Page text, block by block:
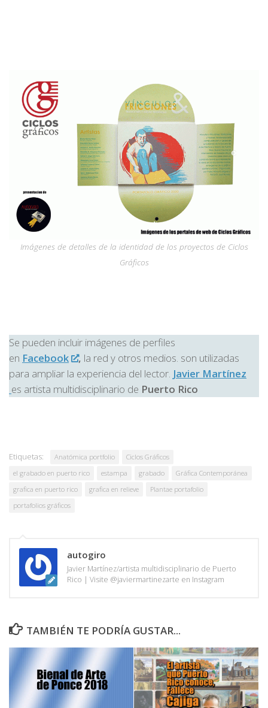
Imágenes de detalles de la identidad de los proyectos de Ciclos
Gráficos
Se pueden incluir imágenes de perfiles
en Facebook , la red y otros medios. son utilizadas
para ampliar la experiencia del lector. Javier Martínez
es artista multidisciplinario de Puerto Rico
Etiquetas: Anatómica portfolio
Ciclos Gráficos
el grabado en puerto rico
estampa grabado
Gráfica Contemporánea
grafica en puerto rico
grafica en relieve
Plantae portafolio
portafolios gráficos
autogiro
Javier Martínez/artista multidisciplinario de Puerto
Rico | Visite @javiermartinezarte en Instagram
TAMBIÉN TE PODRÍA GUSTAR...